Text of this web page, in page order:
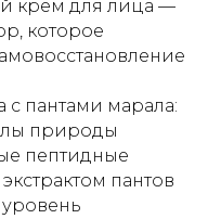
крем для лица —
которое
пантами марала:
природы
пептидные
пантов